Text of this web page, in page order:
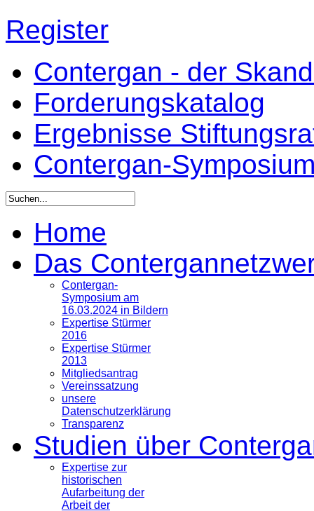
Register
Contergan - der
Forderungskatalog
Ergebnisse
Contergan-
Home
Das
Contergan-
Symposium am
16.03.2024 in Bildern
Expertise Stürmer
2016
Expertise Stürmer
2013
Mitgliedsantrag
Vereinssatzung
unsere
Datenschutzerklärung
Transparenz
Studien über
Expertise zur
historischen
Aufarbeitung der
Arbeit der